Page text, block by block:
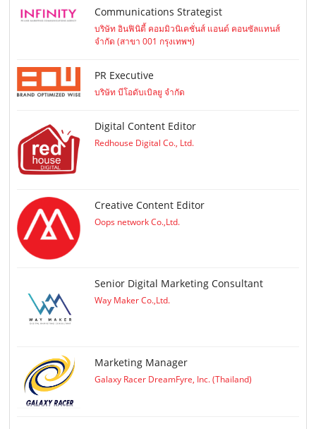
Communications Strategist
บริษัท อินฟินิตี้ คอมมิวนิเคชั่นส์ แอนด์ คอนซัลแทนส์
จำกัด (สาขา 001 กรุงเทพฯ)
PR Executive
บริษัท บีโอดับเบิลยู จำกัด
Digital Content Editor
Redhouse Digital Co., Ltd.
Creative Content Editor
Oops network Co.,Ltd.
Senior Digital Marketing Consultant
Way Maker Co.,Ltd.
Marketing Manager
Galaxy Racer DreamFyre, Inc. (Thailand)